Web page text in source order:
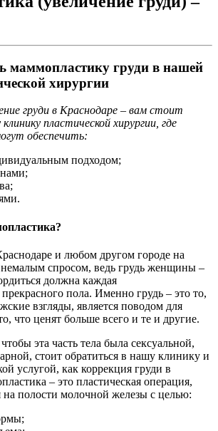
маммопластику груди в нашей
хирургии
груди в Краснодаре – вам стоит
пластической хирургии, где
обеспечить:
подходом;
и любом другом городе на
немалым спросом, ведь грудь женщины –
должна каждая
пола. Именно грудь – это то,
взгляды, является поводом для
что ценят больше всего и те и другие.
эта часть тела была сексуальной,
стоит обратиться в нашу клинику и
услугой, как коррекция груди в
– это пластическая операция,
на полости молочной железы с целью: